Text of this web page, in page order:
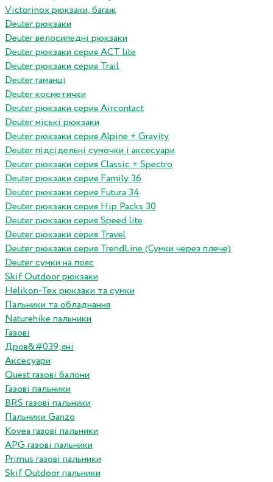
Victorinox рюкзаки, багаж
Deuter рюкзаки
Deuter велосипедні рюкзаки
Deuter рюкзаки серия ACT lite
Deuter рюкзаки серия Trail
Deuter гаманці
Deuter косметички
Deuter рюкзаки серия Aircontact
Deuter міські рюкзаки
Deuter рюкзаки серия Alpine + Gravity
Deuter підсідельні сумочки і аксесуари
Deuter рюкзаки серия Classic + Spectro
Deuter рюкзаки серия Family 36
Deuter рюкзаки серия Futura 34
Deuter рюкзаки серия Hip Packs 30
Deuter рюкзаки серия Speed lite
Deuter рюкзаки серия Travel
Deuter рюкзаки серия TrendLine (Сумки через плече)
Deuter сумки на пояс
Skif Outdoor рюкзаки
Helikon-Tex рюкзаки та сумки
Пальники та обладнання
Naturehike пальники
Газові
Дров&#039;яні
Аксесуари
Quest газові балони
Газові пальники
BRS газові пальники
Пальники Ganzo
Kovea газові пальники
APG газові пальники
Primus газові пальники
Skif Outdoor пальники